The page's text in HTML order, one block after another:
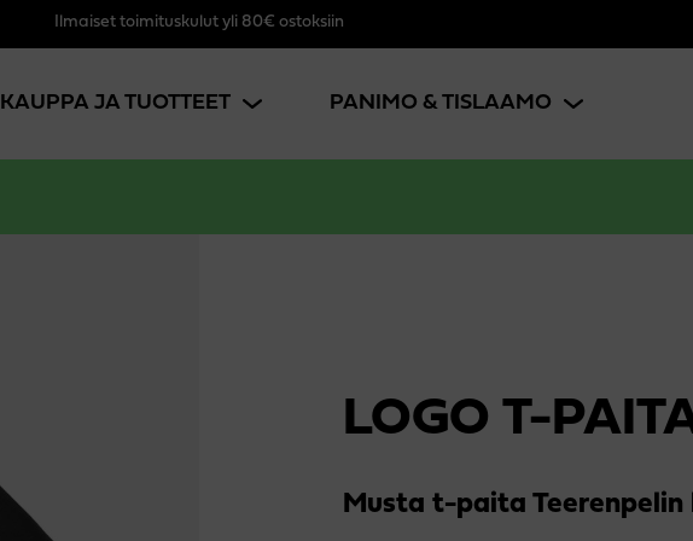
Ilmaiset toimituskulut yli 80€ ostoksiin
KAUPPA JA TUOTTEET PANIMO & TISLAAMO
LOGO T-
Musta t-paita Teerenpelin